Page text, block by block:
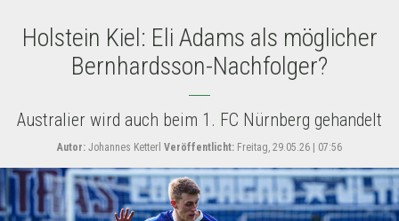
Holstein Kiel: Eli Adams als möglicher
Bernhardsson-Nachfolger?
Australier wird auch beim 1. FC Nürnberg gehandelt
Autor: Johannes Ketterl Veröffentlicht: Freitag, 29.05.26 | 07:56